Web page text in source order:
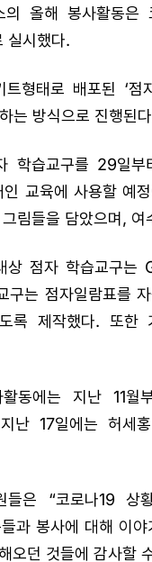
의 올해 봉사활동
실시했다.
형태로 배포된 ‘점
는 방식으로 진행된
학습교구를 29일
교육에 사용할 예
림들을 담았으며,
점자 학습교구는
는 점자일람표를
록 제작했다. 또한
동에는 지난 11
난 17일에는 허세
들은 “코로나19
과 봉사에 대해 이
오던 것들에 감사할